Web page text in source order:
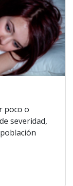
poco o
severidad,